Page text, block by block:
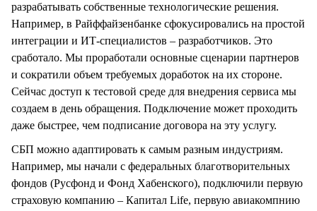
разрабатывать собственные технологические решения.
Например, в Райффайзенбанке сфокусировались на простой
интеграции и ИТ-специалистов – разработчиков. Это
сработало. Мы проработали основные сценарии партнеров
и сократили объем требуемых доработок на их стороне.
Сейчас доступ к тестовой среде для внедрения сервиса мы
создаем в день обращения. Подключение может проходить
даже быстрее, чем подписание договора на эту услугу.
СБП можно адаптировать к самым разным индустриям.
Например, мы начали с федеральных благотворительных
фондов (Русфонд и Фонд Хабенского), подключили первую
страховую компанию – Капитал Life, первую авиакомпнию